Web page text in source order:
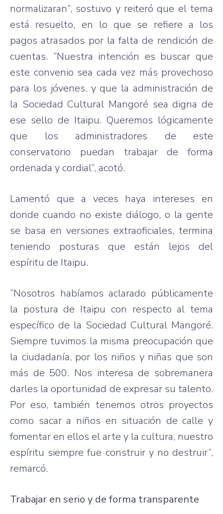
normalizaran”, sostuvo y reiteró que el tema
está resuelto, en lo que se refiere a los
pagos atrasados por la falta de rendición de
cuentas. “Nuestra intención es buscar que
este convenio sea cada vez más provechoso
para los jóvenes, y que la administración de
la Sociedad Cultural Mangoré sea digna de
ese sello de Itaipu. Queremos lógicamente
que los administradores de este
conservatorio puedan trabajar de forma
ordenada y cordial”, acotó.
Lamentó que a veces haya intereses en
donde cuando no existe diálogo, o la gente
se basa en versiones extraoficiales, termina
teniendo posturas que están lejos del
espíritu de Itaipu.
“Nosotros habíamos aclarado públicamente
la postura de Itaipu con respecto al tema
específico de la Sociedad Cultural Mangoré.
Siempre tuvimos la misma preocupación que
la ciudadanía, por los niños y niñas que son
más de 500. Nos interesa de sobremanera
darles la oportunidad de expresar su talento.
Por eso, también tenemos otros proyectos
como sacar a niños en situación de calle y
fomentar en ellos el arte y la cultura, nuestro
espíritu siempre fue construir y no destruir”,
remarcó.
Trabajar en serio y de forma transparente